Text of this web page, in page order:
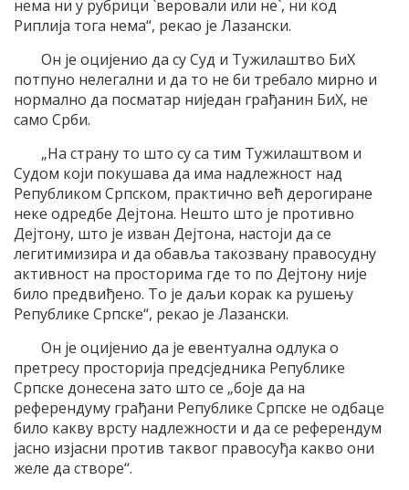
нема ни у рубрици `веровали или не`, ни код
Риплија тога нема“, рекао је Лазански.
Он је оцијенио да су Суд и Тужилаштво БиХ
потпуно нелегални и да то не би требало мирно и
нормално да посматар ниједан грађанин БиХ, не
само Срби.
„На страну то што су са тим Тужилаштвом и
Судом који покушава да има надлежност над
Републиком Српском, практично већ дерогиране
неке одредбе Дејтона. Нешто што је противно
Дејтону, што је изван Дејтона, настоји да се
легитимизира и да обавља такозвану правосудну
активност на просторима где то по Дејтону није
било предвиђено. То је даљи корак ка рушењу
Републике Српске“, рекао је Лазански.
Он је оцијенио да је евентуална одлука о
претресу просторија предсједника Републике
Српске донесена зато што се „боје да на
референдуму грађани Републике Српске не одбаце
било какву врсту надлежности и да се референдум
јасно изјасни против таквог правосуђа какво они
желе да створе“.